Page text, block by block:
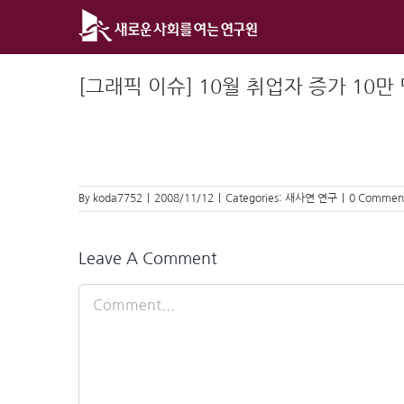
[그래픽 이슈] 10월 취업자 증가 10만
By koda7752 2008/11/12 Categories: 새사연 연구 0
Leave A Comment